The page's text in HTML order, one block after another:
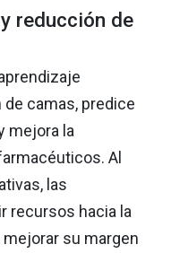
reducción de
camas, predice
mejora la
Al
las
recursos hacia la
su margen